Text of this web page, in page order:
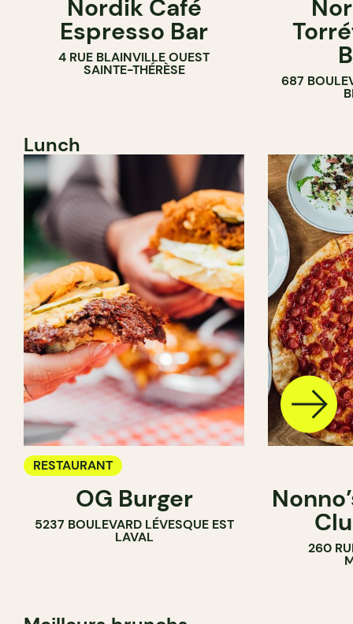
Nordik Café
Espresso Bar
4 RUE BLAINVILLE OUEST
SAINTE-THÉRÈSE
687
Lunch
RESTAURANT
OG Burger
5237 BOULEVARD LÉVESQUE EST
LAVAL
260